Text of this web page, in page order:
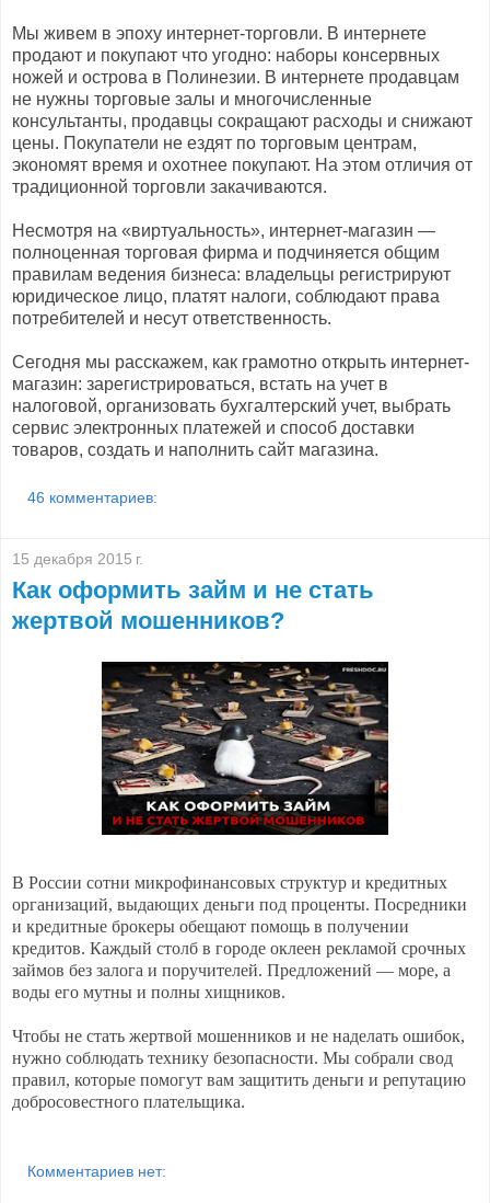
Мы живем в эпоху интернет-торговли. В интернете
продают и покупают что угодно: наборы консервных
ножей и острова в Полинезии. В интернете продавцам
не нужны торговые залы и многочисленные
консультанты, продавцы сокращают расходы и снижают
цены. Покупатели не ездят по торговым центрам,
экономят время и охотнее покупают. На этом отличия от
традиционной торговли закачиваются.
Несмотря на «виртуальность», интернет-магазин —
полноценная торговая фирма и подчиняется общим
правилам ведения бизнеса: владельцы регистрируют
юридическое лицо, платят налоги, соблюдают права
потребителей и несут ответственность.
Сегодня мы расскажем, как грамотно открыть интернет-
магазин: зарегистрироваться, встать на учет в
налоговой, организовать бухгалтерский учет, выбрать
сервис электронных платежей и способ доставки
товаров, создать и наполнить сайт магазина.
46 комментариев:
15 декабря 2015 г.
Как оформить займ и не стать
жертвой мошенников?
В России сотни микрофинансовых структур и кредитных
организаций, выдающих деньги под проценты. Посредники
и кредитные брокеры обещают помощь в получении
кредитов. Каждый столб в городе оклеен рекламой срочных
займов без залога и поручителей. Предложений — море, а
воды его мутны и полны хищников.
Чтобы не стать жертвой мошенников и не наделать ошибок,
нужно соблюдать технику безопасности. Мы собрали свод
правил, которые помогут вам защитить деньги и репутацию
добросовестного плательщика.
Комментариев нет: